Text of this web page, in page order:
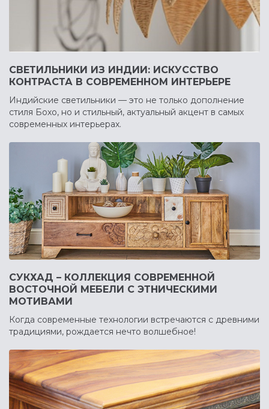
СВЕТИЛЬНИКИ ИЗ ИНДИИ: ИСКУССТВО
КОНТРАСТА В СОВРЕМЕННОМ ИНТЕРЬЕРЕ
Индийские светильники — это не только дополнение
стиля Бохо, но и стильный, актуальный акцент в самых
современных интерьерах.
СУКХАД – КОЛЛЕКЦИЯ СОВРЕМЕННОЙ
ВОСТОЧНОЙ МЕБЕЛИ С ЭТНИЧЕСКИМИ
МОТИВАМИ
Когда современные технологии встречаются с древними
традициями, рождается нечто волшебное!